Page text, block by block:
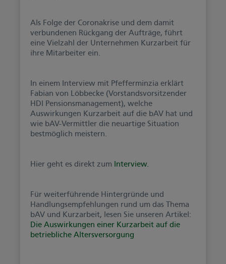
Als Folge der Coronakrise und dem damit
verbundenen Rückgang der Aufträge, führt
eine Vielzahl der Unternehmen Kurzarbeit für
ihre Mitarbeiter ein.
In einem Interview mit Pfefferminzia erklärt
Fabian von Löbbecke (Vorstandsvorsitzender
HDI Pensionsmanagement), welche
Auswirkungen Kurzarbeit auf die bAV hat und
wie bAV-Vermittler die neuartige Situation
bestmöglich meistern.
Hier geht es direkt zum Interview.
Für weiterführende Hintergründe und
Handlungsempfehlungen rund um das Thema
bAV und Kurzarbeit, lesen Sie unseren Artikel:
Die Auswirkungen einer Kurzarbeit auf die
betriebliche Altersversorgung